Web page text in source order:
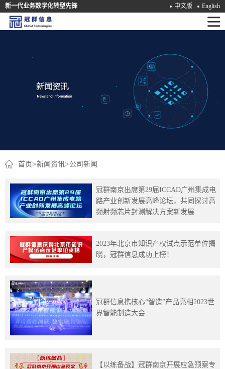
新一代业务数字化转型先锋 中文版 English
首
首页 >新闻资讯 >公司新闻
冠群南京出席第29届ICCAD广州集成电
路产业创新发展高峰论坛，共同探讨高
频射频芯片封测解决方案新发展
2023年北京市知识产权试点示范单位揭
晓，冠群信息成功上榜！
冠群信息携核心“智造”产品亮相2023世
界智能制造大会
【以练备战】冠群南京开展应急预案专